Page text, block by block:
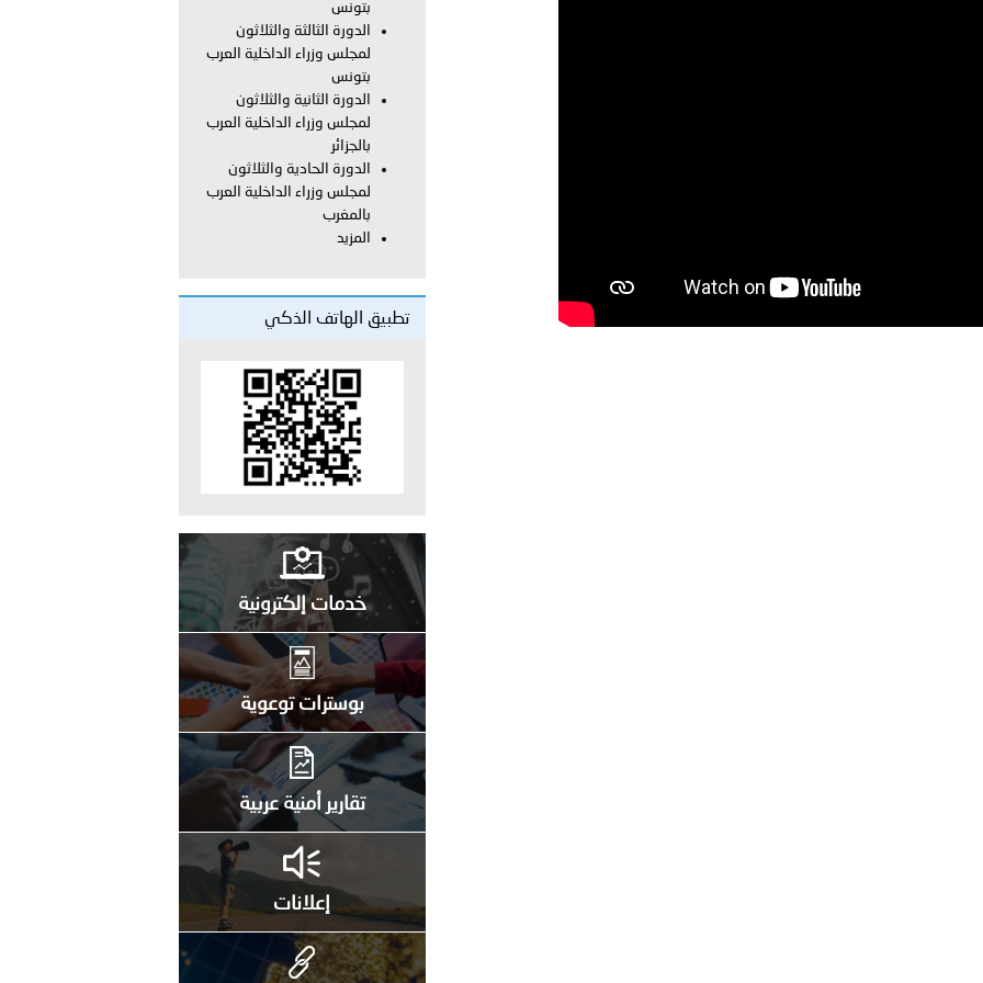
لمجلس وزراء الداخلية العرب بشأن الاعتداءات الإرهابية الحوثية على الأعيان المدنية في مدينة نـجران
بتونس
الدورة الثالثة والثلاثون
لمجلس وزراء الداخلية العرب
بتونس
الدورة الثانية والثلاثون
لمجلس وزراء الداخلية العرب
بالجزائر
الدورة الحادية والثلاثون
لمجلس وزراء الداخلية العرب
بالمغرب
المزيد
تطبيق الهاتف الذكي
خدمات إلكترونية
بوسترات توعوية
تقارير أمنية عربية
إعلانات